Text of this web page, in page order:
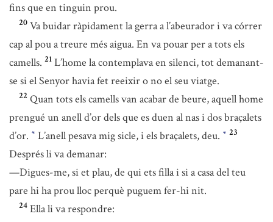
fins que en tinguin prou.
20 Va buidar ràpidament la gerra a l’abeurador i va córrer
cap al pou a treure més aigua. En va pouar per a tots els
camells. 21 L’home la contemplava en silenci, tot demanant-
se si el Senyor havia fet reeixir o no el seu viatge.
22 Quan tots els camells van acabar de beure, aquell home
prengué un anell d’or dels que es duen al nas i dos braçalets
d’or. * L’anell pesava mig sicle, i els braçalets, deu. * 23
Després li va demanar:
—Digues-me, si et plau, de qui ets filla i si a casa del teu
pare hi ha prou lloc perquè puguem fer-hi nit.
24 Ella li va respondre: